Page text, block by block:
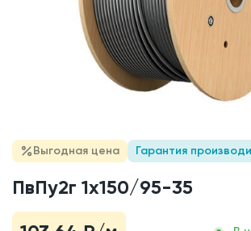
Выгодная цена Гарантия
ПвПу2г 1x150/95-35